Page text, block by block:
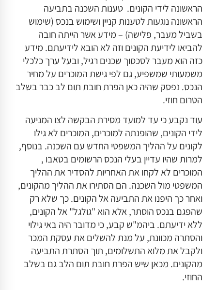
הראשונה לידי הקונים. טענות השכנה בתביעה
הראשונה נוגעות לטענות קניין ושימוש בנכס (שימוש
בשביל מעבר, פלישה) – מידע אשר הייתה חובה
להביאו לידיעת הקונים וזה לא הובא לידיעתם. מידע
כזה הוא מעבר לסכסוך שכנים רגיל, ובעל ערך כלכלי
משמעותי שמשפיע, גם לפי גישת המוכרים על מחיר
הנכס. נפסק שהיה כאן הפרת חובת תום לב כבר בשלב
הטרום חוזי.
עוד נקבע כי עד למועד מסירת הבקשה לצו המניעה
לידי הקונים, שהופנתה למוכרים, המוכרים לא גילו
לקונים על ההליך המשפטי החדש עם השכנה. בנוסף,
למרות שהיו עדיין בעלי הנכס הרשומים בטאבו ,
המוכרים לא לקחו את האחריות להסדיר את ההליך
המשפטי מול השכנה. הם הסתירו את ההליך מהקונים,
ואחר כך היפנו את התביעה אל הקונים. כך שלא רק
שהפגם בנכס הוסתר, אלא הוא "גולגל" אל הקונים,
ללא ידיעתם. ביהמ"ש קבע, כי מדובר היה באי גילוי
והסתרה מכוונת, על מנת להשלים את עסקת המכר
ולקבל את מלוא התשלומים, תוך הסתרת התביעה
מהקונים. מכאן שיש הפרת חובת תום הלב גם בשלב
החוזי.